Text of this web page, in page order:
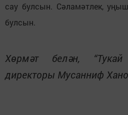
сау булсын. Сәламәтлек,
булсын.
Хөрмәт белән,
директоры Мусанниф